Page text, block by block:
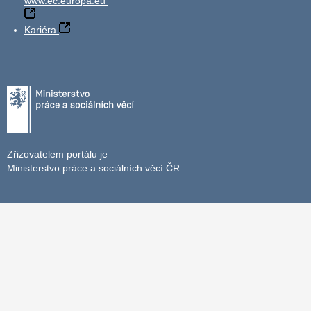
Kariéra
Zřizovatelem portálu je
Ministerstvo práce a sociálních věcí ČR